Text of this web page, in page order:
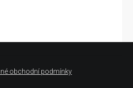
obchodní podmínky